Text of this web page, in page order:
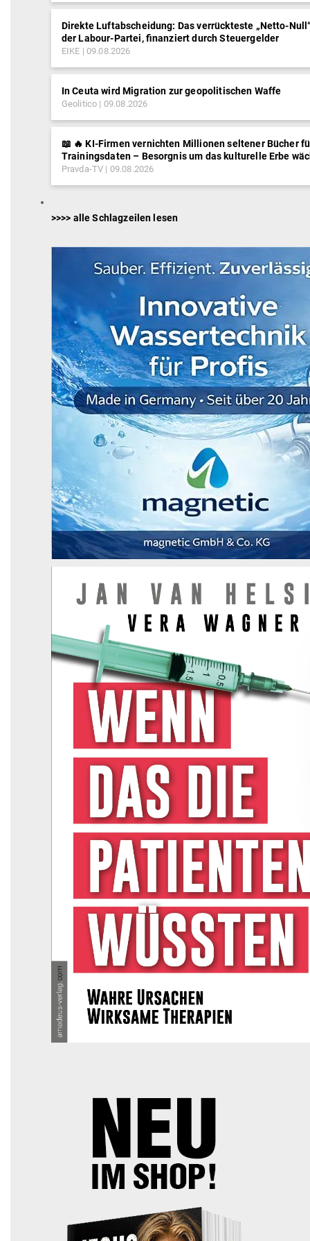
Direkte Luftabscheidung: Das verrückteste „Netto-
der Labour-Partei, finanziert durch Steuergelder
EIKE 09.08.2026
In Ceuta wird Migration zur geopolitischen Waffe
Geolitico 09.08.2026
📖 🔥 KI-Firmen vernichten Millionen seltener Bücher
Trainingsdaten – Besorgnis um das kulturelle Erbe
Pravda-TV 09.08.2026
>>>> alle Schlagzeilen lesen